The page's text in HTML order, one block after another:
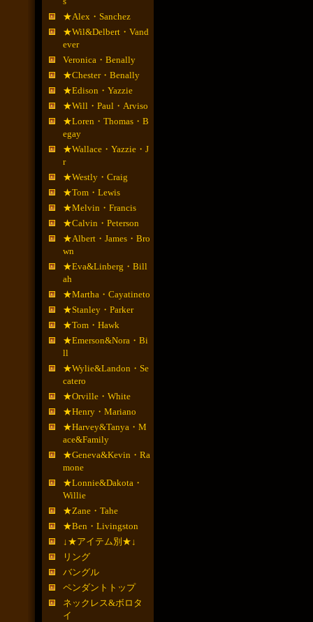
★Alex・Sanchez
★Wil&Delbert・Vand
ever
Veronica・Benally
★Chester・Benally
★Edison・Yazzie
★Will・Paul・Arviso
★Loren・Thomas・B
egay
★Wallace・Yazzie・J
r
★Westly・Craig
★Tom・Lewis
★Melvin・Francis
★Calvin・Peterson
★Albert・James・Bro
wn
★Eva&Linberg・Bill
ah
★Martha・Cayatineto
★Stanley・Parker
★Tom・Hawk
★Emerson&Nora・Bi
ll
★Wylie&Landon・Se
catero
★Orville・White
★Henry・Mariano
★Harvey&Tanya・M
ace&Family
★Geneva&Kevin・Ra
mone
★Lonnie&Dakota・
Willie
★Zane・Tahe
★Ben・Livingston
↓★アイテム別★↓
リング
バングル
ペンダントトップ
ネックレス&ボロタ
イ